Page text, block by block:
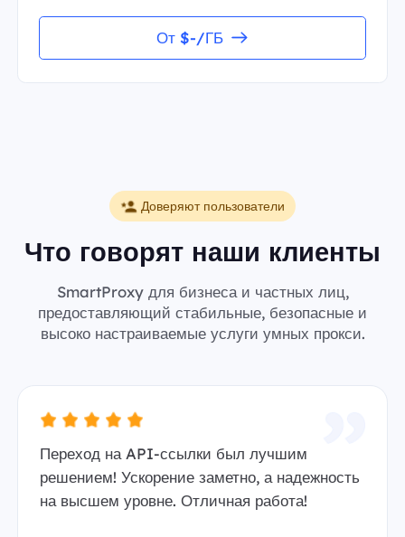
От $-/ГБ
Доверяют пользователи
Что говорят наши клиенты
SmartProxy для бизнеса и частных лиц,
предоставляющий стабильные, безопасные и
высоко настраиваемые услуги умных прокси.
Переход на API-ссылки был лучшим
решением! Ускорение заметно, а надежность
на высшем уровне. Отличная работа!